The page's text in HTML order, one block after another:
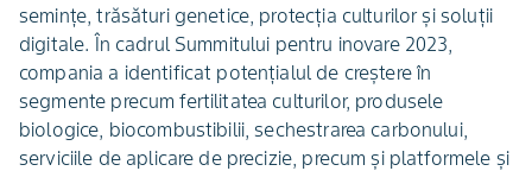
semințe, trăsături genetice, protecția culturilor și soluții
digitale. În cadrul Summitului pentru inovare 2023,
compania a identificat potențialul de creștere în
segmente precum fertilitatea culturilor, produsele
biologice, biocombustibilii, sechestrarea carbonului,
serviciile de aplicare de precizie, precum și platformele și